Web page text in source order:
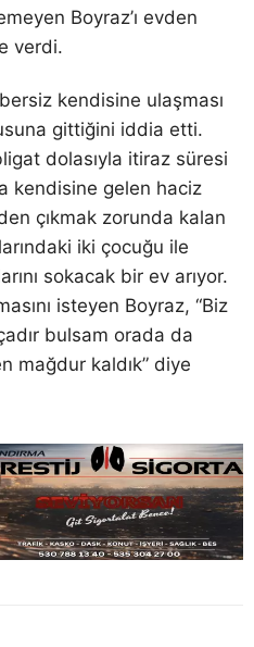
Boyraz’ı evden
verdi.
kendisine ulaşması
gittiğini iddia etti.
dolasıyla itiraz süresi
kendisine gelen haciz
çıkmak zorunda kalan
iki çocuğu ile
sokacak bir ev arıyor.
isteyen Boyraz, “Biz
bulsam orada da
mağdur kaldık” diye